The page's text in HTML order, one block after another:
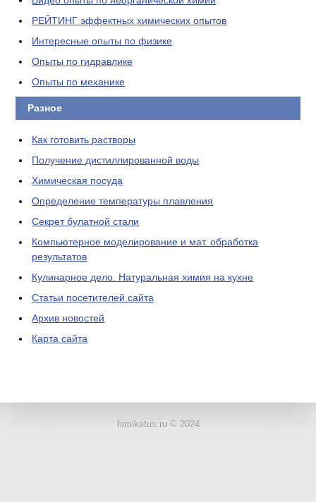
РЕЙТИНГ эффектных химических опытов
Интересные опыты по физике
Опыты по гидравлике
Опыты по механике
Разное
Как готовить растворы
Получение дистиллированной воды
Химическая посуда
Определение температуры плавления
Секрет булатной стали
Компьютерное моделирование и мат. обработка
результатов
Кулинарное дело. Натуральная химия на кухне
Статьи посетителей сайта
Архив новостей
Карта сайта
himikatus.ru © 2024